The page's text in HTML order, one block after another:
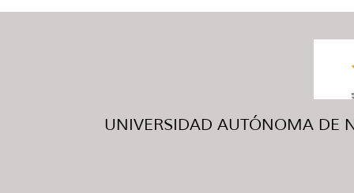
UNIVERSIDAD AUTÓNOMA DE